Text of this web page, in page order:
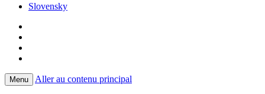
Slovensky
Menu Aller au contenu principal